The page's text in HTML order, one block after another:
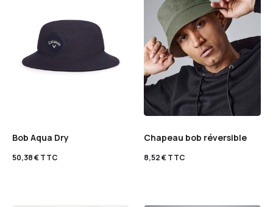
Bob Aqua Dry
50,38€TTC
Chapeau bob réversible
8,52€TTC